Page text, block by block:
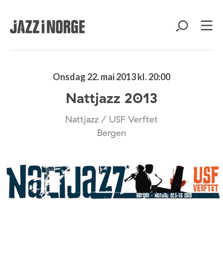
Onsdag 22. mai 2013 kl. 20:00
Nattjazz 2013
Nattjazz / USF Verftet
Bergen